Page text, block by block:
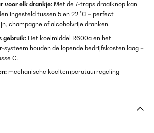
voor elk drankje: Met de 7-traps draaiknop kan
ingesteld tussen 5 en 22 °C – perfect
champagne of alcoholvrije dranken.
gebruik: Het koelmiddel R600a en het
systeem houden de lopende bedrijfskosten laag –
C.
mechanische koeltemperatuurregeling